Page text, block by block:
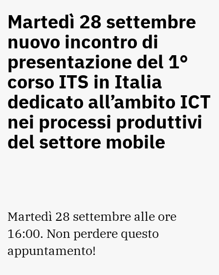
Martedì 28 settembre
nuovo incontro di
presentazione del 1°
corso ITS in Italia
dedicato all’ambito ICT
nei processi produttivi
del settore mobile
Martedì 28 settembre alle ore
16:00. Non perdere questo
appuntamento!